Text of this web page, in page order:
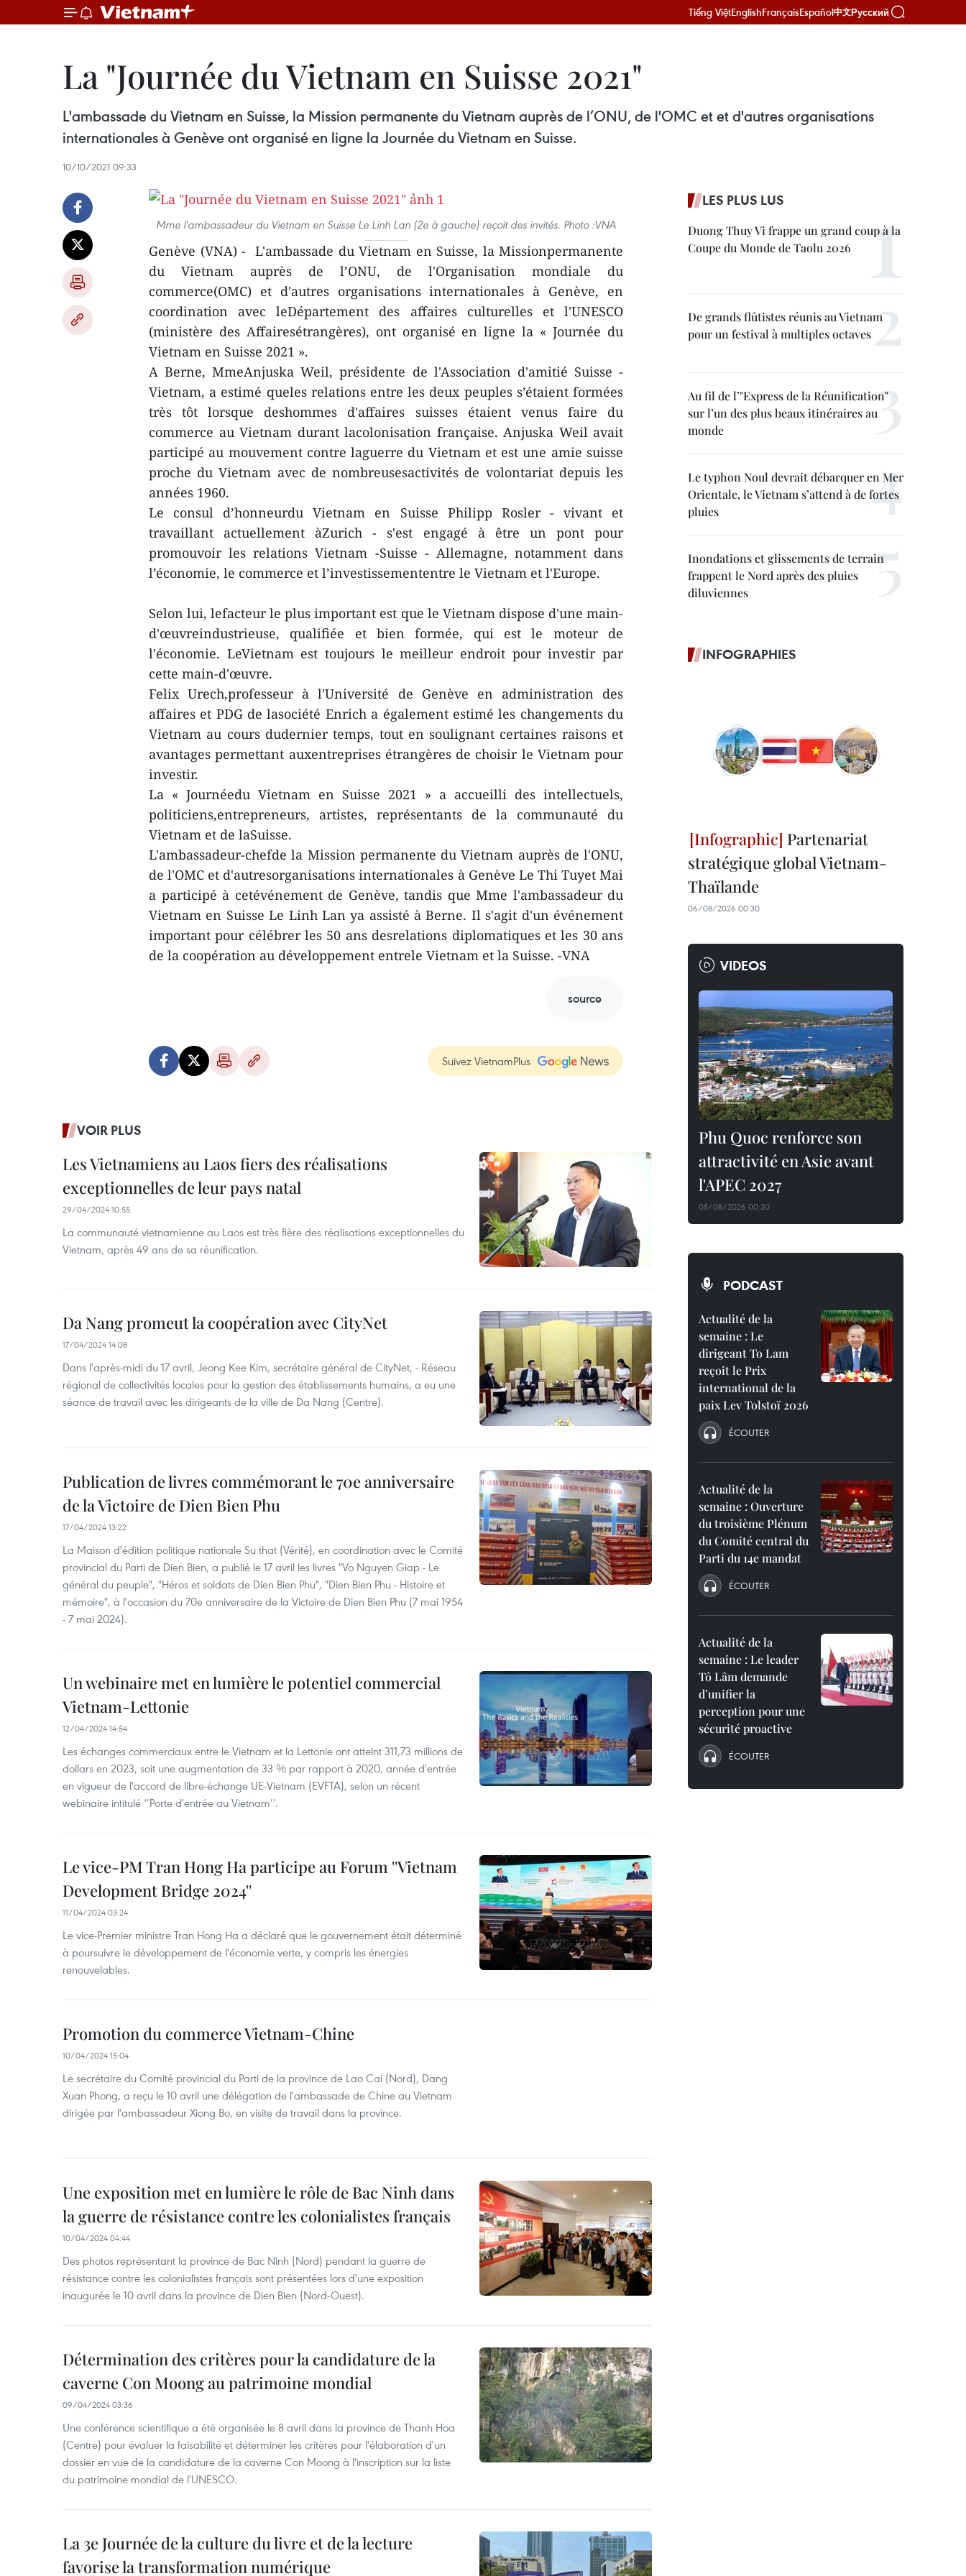
Tiếng ViệtEnglishFrançaisEspañol中文Русский
La "Journée du Vietnam en Suisse 2021"
L'ambassade du Vietnam en Suisse, la Mission permanente du Vietnam auprès de l’ONU, de l'OMC et et d'autres organisations
internationales à Genève ont organisé en ligne la Journée du Vietnam en Suisse.
10/10/2021 09:33
Mme l'ambassadeur du Vietnam en Suisse Le Linh Lan (2e à gauche) reçoit des invités. Photo :VNA
Genève (VNA) - L'ambassade du Vietnam en Suisse, la Missionpermanente
du Vietnam auprès de l’ONU, de l'Organisation mondiale du
commerce(OMC) et d'autres organisations internationales à Genève, en
coordination avec leDépartement des affaires culturelles et l'UNESCO
(ministère des Affairesétrangères), ont organisé en ligne la « Journée du
Vietnam en Suisse 2021 ».
A Berne, MmeAnjuska Weil, présidente de l'Association d'amitié Suisse -
Vietnam, a estimé queles relations entre les deux peuples s’étaient formées
très tôt lorsque deshommes d'affaires suisses étaient venus faire du
commerce au Vietnam durant lacolonisation française. Anjuska Weil avait
participé au mouvement contre laguerre du Vietnam et est une amie suisse
proche du Vietnam avec de nombreusesactivités de volontariat depuis les
années 1960.
Le consul d’honneurdu Vietnam en Suisse Philipp Rosler - vivant et
travaillant actuellement àZurich - s'est engagé à être un pont pour
promouvoir les relations Vietnam -Suisse - Allemagne, notamment dans
l’économie, le commerce et l’investissemententre le Vietnam et l'Europe.
Selon lui, lefacteur le plus important est que le Vietnam dispose d'une main-
d'œuvreindustrieuse, qualifiée et bien formée, qui est le moteur de
l'économie. LeVietnam est toujours le meilleur endroit pour investir par
cette main-d'œuvre.
Felix Urech,professeur à l'Université de Genève en administration des
affaires et PDG de lasociété Enrich a également estimé les changements du
Vietnam au cours dudernier temps, tout en soulignant certaines raisons et
avantages permettant auxentreprises étrangères de choisir le Vietnam pour
investir.
La « Journéedu Vietnam en Suisse 2021 » a accueilli des intellectuels,
politiciens,entrepreneurs, artistes, représentants de la communauté du
Vietnam et de laSuisse.
L'ambassadeur-chefde la Mission permanente du Vietnam auprès de l'ONU,
de l'OMC et d'autresorganisations internationales à Genève Le Thi Tuyet Mai
a participé à cetévénement de Genève, tandis que Mme l'ambassadeur du
Vietnam en Suisse Le Linh Lan ya assisté à Berne. Il s'agit d'un événement
important pour célébrer les 50 ans desrelations diplomatiques et les 30 ans
de la coopération au développement entrele Vietnam et la Suisse. -VNA
source
Suivez VietnamPlus
VOIR PLUS
Les Vietnamiens au Laos fiers des réalisations
exceptionnelles de leur pays natal
29/04/2024 10:55
La communauté vietnamienne au Laos est très fière des réalisations exceptionnelles du
Vietnam, après 49 ans de sa réunification.
Da Nang promeut la coopération avec CityNet
17/04/2024 14:08
Dans l'après-midi du 17 avril, Jeong Kee Kim, secrétaire général de CityNet, - Réseau
régional de collectivités locales pour la gestion des établissements humains, a eu une
séance de travail avec les dirigeants de la ville de Da Nang (Centre).
Publication de livres commémorant le 70e anniversaire
de la Victoire de Dien Bien Phu
17/04/2024 13:22
La Maison d'édition politique nationale Su that (Vérité), en coordination avec le Comité
provincial du Parti de Dien Bien, a publié le 17 avril les livres "Vo Nguyen Giap - Le
général du peuple", "Héros et soldats de Dien Bien Phu", "Dien Bien Phu - Histoire et
mémoire", à l'occasion du 70e anniversaire de la Victoire de Dien Bien Phu (7 mai 1954
- 7 mai 2024).
Un webinaire met en lumière le potentiel commercial
Vietnam-Lettonie
12/04/2024 14:54
Les échanges commerciaux entre le Vietnam et la Lettonie ont atteint 311,73 millions de
dollars en 2023, soit une augmentation de 33 % par rapport à 2020, année d'entrée
en vigueur de l'accord de libre-échange UE-Vietnam (EVFTA), selon un récent
webinaire intitulé ‘’Porte d'entrée au Vietnam’’.
Le vice-PM Tran Hong Ha participe au Forum ''Vietnam
Development Bridge 2024''
11/04/2024 03:24
Le vice-Premier ministre Tran Hong Ha a déclaré que le gouvernement était déterminé
à poursuivre le développement de l'économie verte, y compris les énergies
renouvelables.
Promotion du commerce Vietnam-Chine
10/04/2024 15:04
Le secrétaire du Comité provincial du Parti de la province de Lao Cai (Nord), Dang
Xuan Phong, a reçu le 10 avril une délégation de l'ambassade de Chine au Vietnam
dirigée par l'ambassadeur Xiong Bo, en visite de travail dans la province.
Une exposition met en lumière le rôle de Bac Ninh dans
la guerre de résistance contre les colonialistes français
10/04/2024 04:44
Des photos représentant la province de Bac Ninh (Nord) pendant la guerre de
résistance contre les colonialistes français sont présentées lors d'une exposition
inaugurée le 10 avril dans la province de Dien Bien (Nord-Ouest).
Détermination des critères pour la candidature de la
caverne Con Moong au patrimoine mondial
09/04/2024 03:36
Une conférence scientifique a été organisée le 8 avril dans la province de Thanh Hoa
(Centre) pour évaluer la faisabilité et déterminer les critères pour l'élaboration d'un
dossier en vue de la candidature de la caverne Con Moong à l'inscription sur la liste
du patrimoine mondial de l'UNESCO.
La 3e Journée de la culture du livre et de la lecture
favorise la transformation numérique
LES PLUS LUS
Duong Thuy Vi frappe un grand coup à la
Coupe du Monde de Taolu 2026
De grands flûtistes réunis au Vietnam
pour un festival à multiples octaves
Au fil de l’"Express de la Réunification"
sur l’un des plus beaux itinéraires au
monde
Le typhon Noul devrait débarquer en Mer
Orientale, le Vietnam s’attend à de fortes
pluies
Inondations et glissements de terrain
frappent le Nord après des pluies
diluviennes
INFOGRAPHIES
Partenariat
stratégique global Vietnam-
Thaïlande
06/08/2026 00:30
VIDEOS
Phu Quoc renforce son
attractivité en Asie avant
l'APEC 2027
05/08/2026 00:30
PODCAST
Actualité de la
semaine : Le
dirigeant To Lam
reçoit le Prix
international de la
paix Lev Tolstoï 2026
ÉCOUTER
Actualité de la
semaine : Ouverture
du troisième Plénum
du Comité central du
Parti du 14e mandat
ÉCOUTER
Actualité de la
semaine : Le leader
Tô Lâm demande
d’unifier la
perception pour une
sécurité proactive
ÉCOUTER